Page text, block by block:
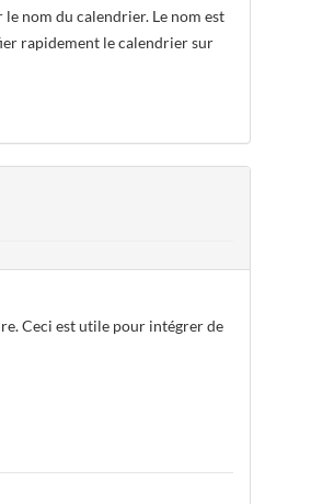
nom du calendrier. Le nom est
rapidement le calendrier sur
Ceci est utile pour intégrer de